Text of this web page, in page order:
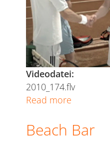
Videodatei:
2010_174.flv
Read more
Beach Bar